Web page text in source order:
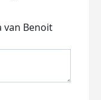
van Benoit